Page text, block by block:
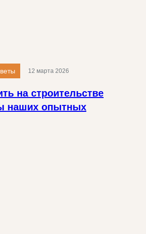
на строительстве
наших опытных
12 марта 2026